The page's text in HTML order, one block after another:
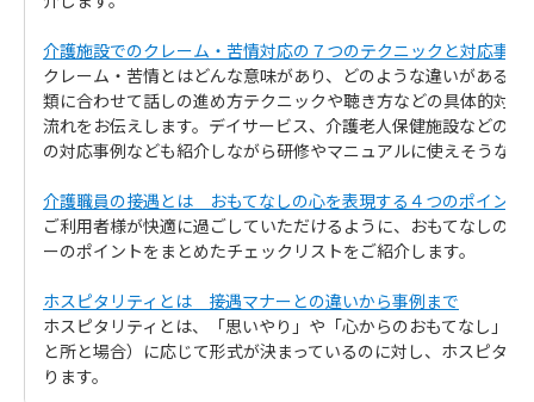
介護施設でのクレーム・苦情対応の７つのテクニックと対応事
クレーム・苦情とはどんな意味があり、どのような違いがある
類に合わせて話しの進め方テクニックや聴き方などの具体的対
流れをお伝えします。デイサービス、介護老人保健施設などの
の対応事例なども紹介しながら研修やマニュアルに使えそうな
介護職員の接遇とは おもてなしの心を表現する４つのポイント
ご利用者様が快適に過ごしていただけるように、おもてなしの
ーのポイントをまとめたチェックリストをご紹介します。
ホスピタリティとは 接遇マナーとの違いから事例まで
ホスピタリティとは、「思いやり」や「心からのおもてなし」
と所と場合）に応じて形式が決まっているのに対し、ホスピタ
ります。